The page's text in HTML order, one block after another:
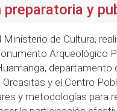
preparatoria y
Ministerio de Cultura,
Arqueológico
y el Centro
y metodologías para